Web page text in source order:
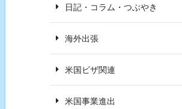
日記・コラム・つぶやき
海外出張
米国ビザ関連
米国事業進出